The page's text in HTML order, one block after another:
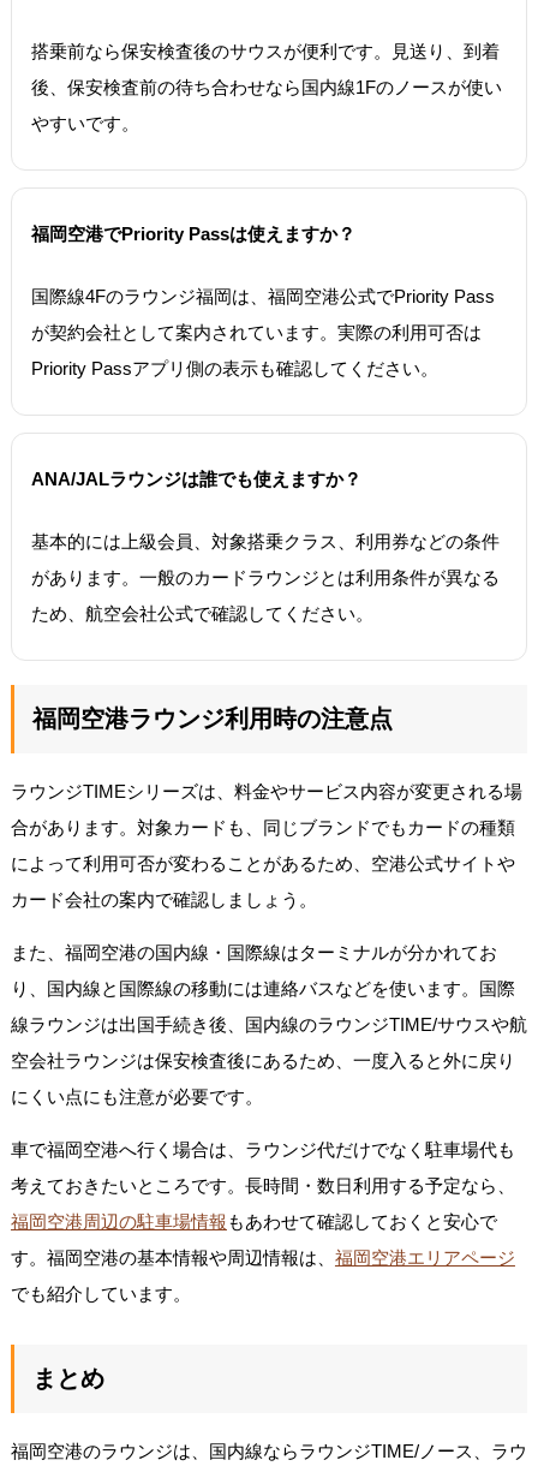
搭乗前なら保安検査後のサウスが便利です。見送り、到着
後、保安検査前の待ち合わせなら国内線1Fのノースが使い
やすいです。
福岡空港でPriority Passは使えますか？
国際線4Fのラウンジ福岡は、福岡空港公式でPriority Pass
が契約会社として案内されています。実際の利用可否は
Priority Passアプリ側の表示も確認してください。
ANA/JALラウンジは誰でも使えますか？
基本的には上級会員、対象搭乗クラス、利用券などの条件
があります。一般のカードラウンジとは利用条件が異なる
ため、航空会社公式で確認してください。
福岡空港ラウンジ利用時の注意点
ラウンジTIMEシリーズは、料金やサービス内容が変更される場
合があります。対象カードも、同じブランドでもカードの種類
によって利用可否が変わることがあるため、空港公式サイトや
カード会社の案内で確認しましょう。
また、福岡空港の国内線・国際線はターミナルが分かれてお
り、国内線と国際線の移動には連絡バスなどを使います。国際
線ラウンジは出国手続き後、国内線のラウンジTIME/サウスや航
空会社ラウンジは保安検査後にあるため、一度入ると外に戻り
にくい点にも注意が必要です。
車で福岡空港へ行く場合は、ラウンジ代だけでなく駐車場代も
考えておきたいところです。長時間・数日利用する予定なら、
福岡空港周辺の駐車場情報もあわせて確認しておくと安心で
す。福岡空港の基本情報や周辺情報は、 福岡空港エリアページ
でも紹介しています。
まとめ
福岡空港のラウンジは、国内線ならラウンジTIME/ノース、ラウ